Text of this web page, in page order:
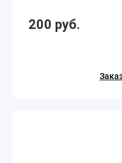
200 руб.